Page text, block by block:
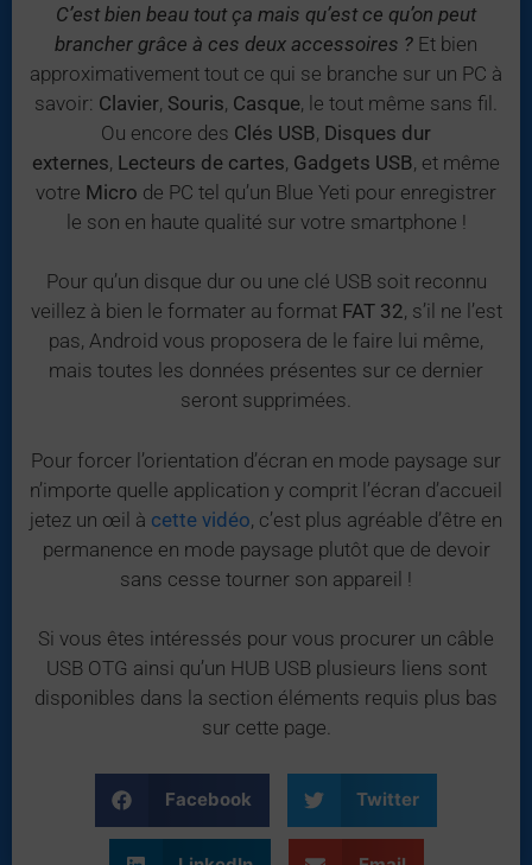
C’est bien beau tout ça mais qu’est ce qu’on peut
brancher grâce à ces deux accessoires ? Et bien
approximativement tout ce qui se branche sur un PC à
savoir: Clavier, Souris, Casque, le tout même sans fil.
Ou encore des Clés USB, Disques dur
externes, Lecteurs de cartes, Gadgets USB, et même
votre Micro de PC tel qu’un Blue Yeti pour enregistrer
le son en haute qualité sur votre smartphone !
Pour qu’un disque dur ou une clé USB soit reconnu
veillez à bien le formater au format FAT 32, s’il ne l’est
pas, Android vous proposera de le faire lui même,
mais toutes les données présentes sur ce dernier
seront supprimées.
Pour forcer l’orientation d’écran en mode paysage sur
n’importe quelle application y comprit l’écran d’accueil
jetez un œil à cette vidéo, c’est plus agréable d’être en
permanence en mode paysage plutôt que de devoir
sans cesse tourner son appareil !
Si vous êtes intéressés pour vous procurer un câble
USB OTG ainsi qu’un HUB USB plusieurs liens sont
disponibles dans la section éléments requis plus bas
sur cette page.
Facebook Twitter